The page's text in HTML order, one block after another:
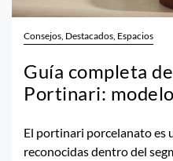
Consejos, Destacados, Espacios
Guía completa
Portinari:
El portinari porcelanato es
reconocidas dentro del